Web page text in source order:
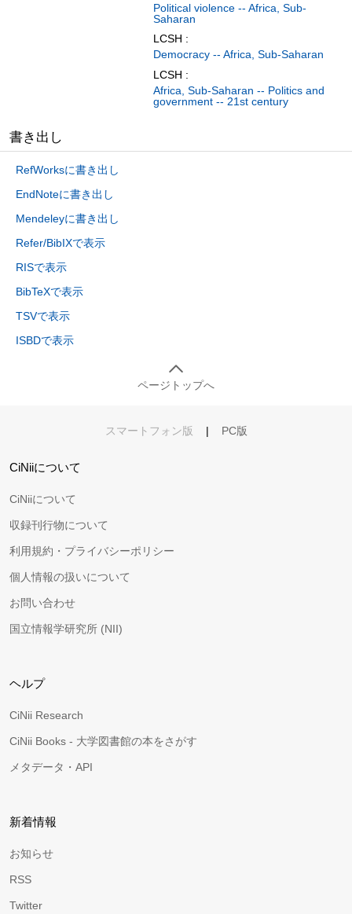
Political violence -- Africa, Sub-
Saharan
LCSH :
Democracy -- Africa, Sub-Saharan
LCSH :
Africa, Sub-Saharan -- Politics and
government -- 21st century
書き出し
RefWorksに書き出し
EndNoteに書き出し
Mendeleyに書き出し
Refer/BibIXで表示
RISで表示
BibTeXで表示
TSVで表示
ISBDで表示
ページトップへ
スマートフォン版 | PC版
CiNiiについて
CiNiiについて
収録刊行物について
利用規約・プライバシーポリシー
個人情報の扱いについて
お問い合わせ
国立情報学研究所 (NII)
ヘルプ
CiNii Research
CiNii Books - 大学図書館の本をさがす
メタデータ・API
新着情報
お知らせ
RSS
Twitter